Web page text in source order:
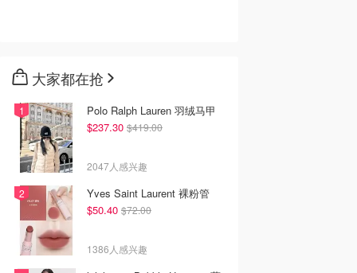
大家都在抢
Polo Ralph Lauren 羽绒马甲
$237.30 $419.00
2047人感兴趣
Yves Saint Laurent 裸粉管
$50.40 $72.00
1386人感兴趣